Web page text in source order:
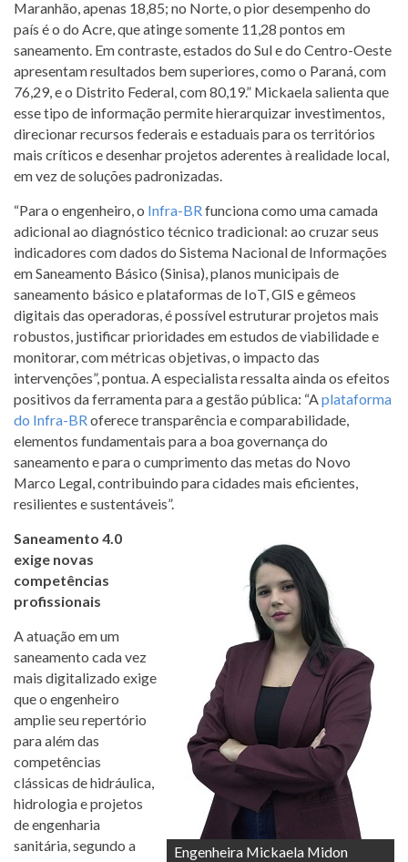
Maranhão, apenas 18,85; no Norte, o pior desempenho do
país é o do Acre, que atinge somente 11,28 pontos em
saneamento. Em contraste, estados do Sul e do Centro-Oeste
apresentam resultados bem superiores, como o Paraná, com
76,29, e o Distrito Federal, com 80,19.” Mickaela salienta que
esse tipo de informação permite hierarquizar investimentos,
direcionar recursos federais e estaduais para os territórios
mais críticos e desenhar projetos aderentes à realidade local,
em vez de soluções padronizadas.
“Para o engenheiro, o Infra-BR funciona como uma camada
adicional ao diagnóstico técnico tradicional: ao cruzar seus
indicadores com dados do Sistema Nacional de Informações
em Saneamento Básico (Sinisa), planos municipais de
saneamento básico e plataformas de IoT, GIS e gêmeos
digitais das operadoras, é possível estruturar projetos mais
robustos, justificar prioridades em estudos de viabilidade e
monitorar, com métricas objetivas, o impacto das
intervenções”, pontua. A especialista ressalta ainda os efeitos
positivos da ferramenta para a gestão pública: “A plataforma
do Infra-BR oferece transparência e comparabilidade,
elementos fundamentais para a boa governança do
saneamento e para o cumprimento das metas do Novo
Marco Legal, contribuindo para cidades mais eficientes,
resilientes e sustentáveis”.
Engenheira Mickaela Midon
Saneamento 4.0
exige novas
competências
profissionais
A atuação em um
saneamento cada vez
mais digitalizado exige
que o engenheiro
amplie seu repertório
para além das
competências
clássicas de hidráulica,
hidrologia e projetos
de engenharia
sanitária, segundo a